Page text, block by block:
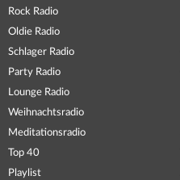
Rock Radio
Oldie Radio
Schlager Radio
Party Radio
Lounge Radio
Weihnachtsradio
Meditationsradio
Top 40
Playlist